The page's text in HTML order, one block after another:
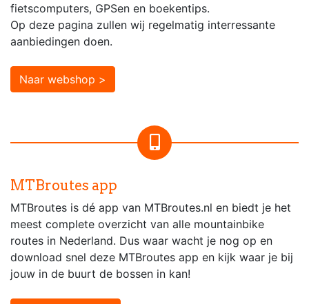
fietscomputers, GPSen en boekentips.
Op deze pagina zullen wij regelmatig interressante
aanbiedingen doen.
Naar webshop >
MTBroutes app
MTBroutes is dé app van MTBroutes.nl en biedt je het
meest complete overzicht van alle mountainbike
routes in Nederland. Dus waar wacht je nog op en
download snel deze MTBroutes app en kijk waar je bij
jouw in de buurt de bossen in kan!